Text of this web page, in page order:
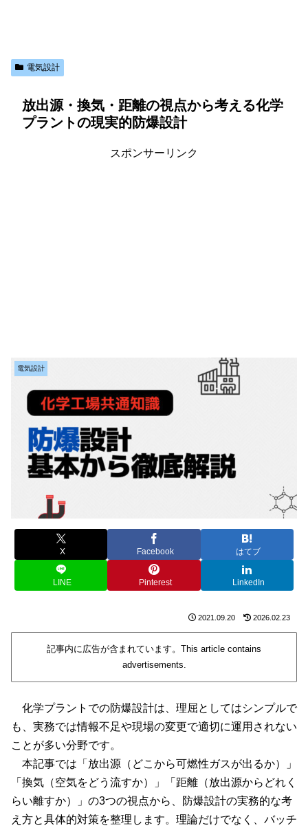
電気設計
放出源・換気・距離の視点から考える化学
プラントの現実的防爆設計
スポンサーリンク
電気設計
X Facebook はてブ
LINE Pinterest LinkedIn
2021.09.20 2026.02.23
記事内に広告が含まれています。This article contains
advertisements.
化学プラントでの防爆設計は、理屈としてはシンプルで
も、実務では情報不足や現場の変更で適切に運用されない
ことが多い分野です。
本記事では「放出源（どこから可燃性ガスが出るか）」
「換気（空気をどう流すか）」「距離（放出源からどれく
らい離すか）」の3つの視点から、防爆設計の実務的な考
え方と具体的対策を整理します。理論だけでなく、バッチ